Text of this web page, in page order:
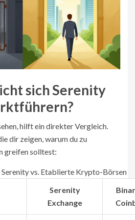
sich Serenity
hilft ein direkter Vergleich.
dir zeigen, warum du zu
greifen solltest:
vs. Etablierte Krypto-Börsen
Serenity
Exchange